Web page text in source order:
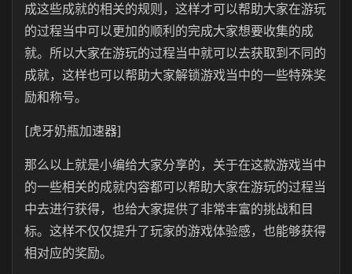
成这些成就的相关的规则，这样才可以帮助大家在游玩
的过程当中可以更加的顺利的完成大家想要收集的成
就。所以大家在游玩的过程当中就可以去获取到不同的
成就，这样也可以帮助大家解锁游戏当中的一些特殊奖
励和称号。
[虎牙奶瓶加速器]
那么以上就是小编给大家分享的，关于在这款游戏当中
的一些相关的成就内容都可以帮助大家在游玩的过程当
中去进行获得，也给大家提供了非常丰富的挑战和目
标。这样不仅仅提升了玩家的游戏体验感，也能够获得
相对应的奖励。